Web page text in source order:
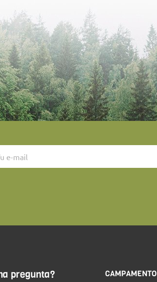
pregunta?
CAMPAMENTO